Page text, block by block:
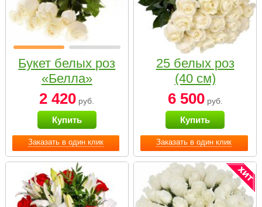
Заказать в один клик
Букет белых роз
«Белла»
2 420 руб.
Купить
Заказать в один клик
25 белых роз
(40 см)
6 500руб.
Купить